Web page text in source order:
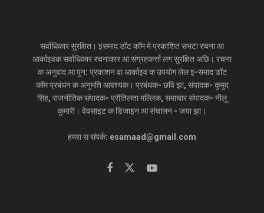
सर्वाधिकार सुरक्षित। इसमाद डॉट कॉम मे प्रकाशित सभटा रचना आ
आर्काइवक सर्वाधिकार रचनाकार आ संग्रहकर्त्ता लग सुरक्षित अछि। रचना
क अनुवाद आ पुन: प्रकाशन वा आर्काइव क उपयोग लेल इ-समाद डॉट
कॉम प्रबंधन क अनुमति आवश्यक। प्रबंधक- छवि झा, संपादक- कुमुद
सिंह, राजनीतिक संपादक- प्रीतिलता मल्लिक, समाचार संपादक- नीलू
कुमारी। वेवसाइट क डिजाइन आ संचालन - जया झा।
हमरा स संपर्क: esamaad@gmail.com